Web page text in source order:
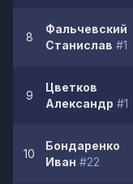
8
Фальчевский
Станислав #19
9
Цветков
Александр #12
10
Бондаренко
Иван #22